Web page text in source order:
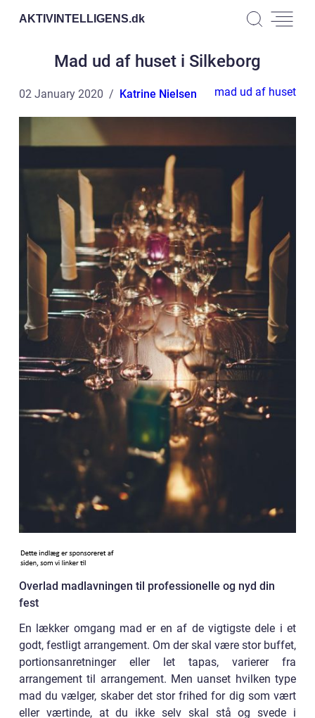
AKTIVINTELLIGENS.dk
Mad ud af huset i Silkeborg
02 January 2020 Katrine Nielsen mad ud af huset
Overlad madlavningen til professionelle og nyd din
fest
En lækker omgang mad er en af de vigtigste dele i et
godt, festligt arrangement. Om der skal være stor buffet,
portionsanretninger eller let tapas, varierer fra
arrangement til arrangement. Men uanset hvilken type
mad du vælger, skaber det stor frihed for dig som vært
eller værtinde, at du ikke selv skal stå og svede i